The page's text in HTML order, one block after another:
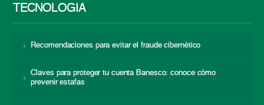
TECNOLOGÍA
Recomendaciones para evitar el fraude cibernético
Claves para proteger tu cuenta Banesco: conoce cómo
prevenir estafas